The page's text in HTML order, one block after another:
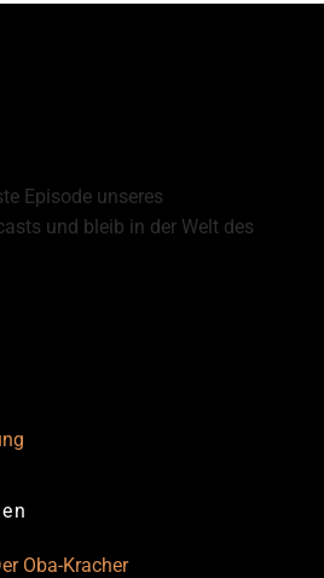
Episode unseres
und bleib in der Welt des
Oba-Kracher